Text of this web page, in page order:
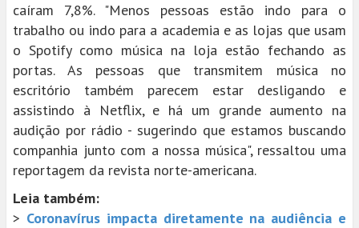
caíram 7,8%. "Menos pessoas estão indo para o
trabalho ou indo para a academia e as lojas que usam
o Spotify como música na loja estão fechando as
portas. As pessoas que transmitem música no
escritório também parecem estar desligando e
assistindo à Netflix, e há um grande aumento na
audição por rádio - sugerindo que estamos buscando
companhia junto com a nossa música", ressaltou uma
reportagem da revista norte-americana.
Leia também:
> Coronavírus impacta diretamente na audiência e